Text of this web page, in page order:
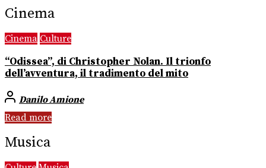
Cinema
Cinema Culture
“Odissea”, di Christopher Nolan. Il trionfo
dell’avventura, il tradimento del mito
Danilo Amione
Read more
Musica